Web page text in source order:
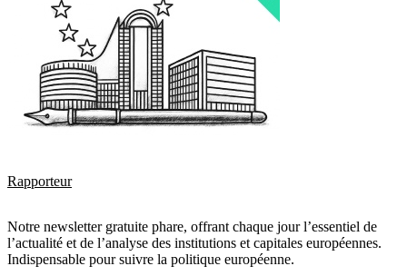
Rapporteur
Notre newsletter gratuite phare, offrant chaque jour l’essentiel de
l’actualité et de l’analyse des institutions et capitales européennes.
Indispensable pour suivre la politique européenne.